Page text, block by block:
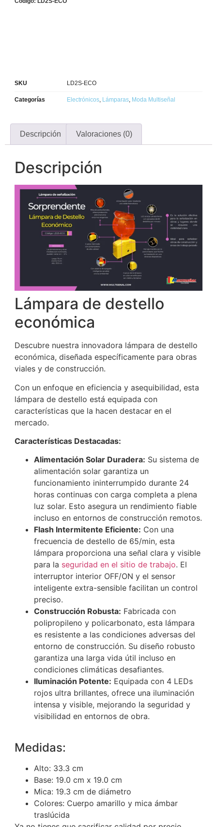
SKU LD2S-ECO
Categorías Electrónicos, Lámparas, Moda Multiseñal
Descripción Valoraciones (0)
Descripción
Lámpara de destello
económica
Descubre nuestra innovadora lámpara de destello
económica, diseñada específicamente para obras
viales y de construcción.
Con un enfoque en eficiencia y asequibilidad, esta
lámpara de destello está equipada con
características que la hacen destacar en el
mercado.
Características Destacadas:
Alimentación Solar Duradera: Su sistema de
alimentación solar garantiza un
funcionamiento ininterrumpido durante 24
horas continuas con carga completa a plena
luz solar. Esto asegura un rendimiento fiable
incluso en entornos de construcción remotos.
Flash Intermitente Eficiente: Con una
frecuencia de destello de 65/min, esta
lámpara proporciona una señal clara y visible
para la seguridad en el sitio de trabajo. El
interruptor interior OFF/ON y el sensor
inteligente extra-sensible facilitan un control
preciso.
Construcción Robusta: Fabricada con
polipropileno y policarbonato, esta lámpara
es resistente a las condiciones adversas del
entorno de construcción. Su diseño robusto
garantiza una larga vida útil incluso en
condiciones climáticas desafiantes.
Iluminación Potente: Equipada con 4 LEDs
rojos ultra brillantes, ofrece una iluminación
intensa y visible, mejorando la seguridad y
visibilidad en entornos de obra.
Medidas:
Alto: 33.3 cm
Base: 19.0 cm x 19.0 cm
Mica: 19.3 cm de diámetro
Colores: Cuerpo amarillo y mica ámbar
traslúcida